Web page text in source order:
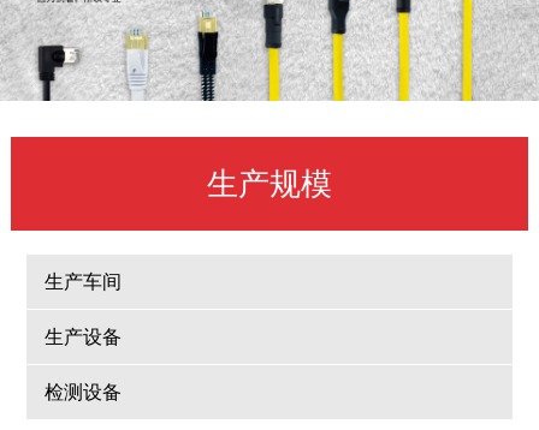
生产规模
生产车间
生产设备
检测设备